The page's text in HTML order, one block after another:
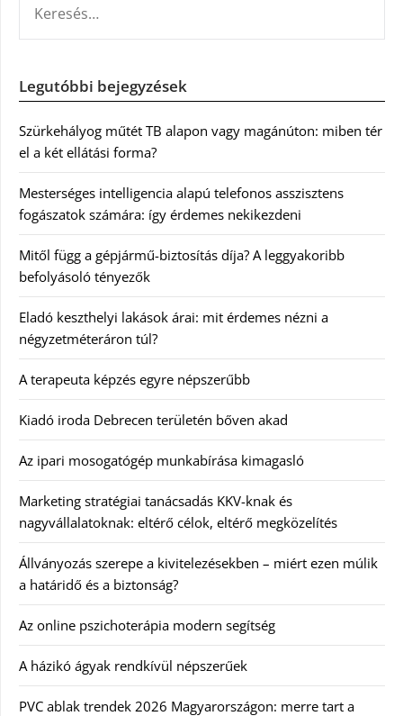
Legutóbbi bejegyzések
Szürkehályog műtét TB alapon vagy magánúton: miben tér
el a két ellátási forma?
Mesterséges intelligencia alapú telefonos asszisztens
fogászatok számára: így érdemes nekikezdeni
Mitől függ a gépjármű-biztosítás díja? A leggyakoribb
befolyásoló tényezők
Eladó keszthelyi lakások árai: mit érdemes nézni a
négyzetméteráron túl?
A terapeuta képzés egyre népszerűbb
Kiadó iroda Debrecen területén bőven akad
Az ipari mosogatógép munkabírása kimagasló
Marketing stratégiai tanácsadás KKV-knak és
nagyvállalatoknak: eltérő célok, eltérő megközelítés
Állványozás szerepe a kivitelezésekben – miért ezen múlik
a határidő és a biztonság?
Az online pszichoterápia modern segítség
A házikó ágyak rendkívül népszerűek
PVC ablak trendek 2026 Magyarországon: merre tart a